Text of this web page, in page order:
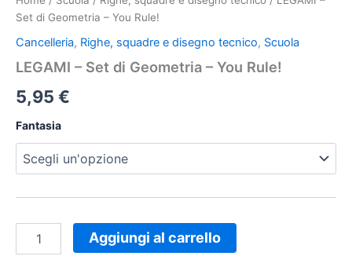
Set di Geometria – You Rule!
Cancelleria, Righe, squadre e disegno tecnico, Scuola
LEGAMI – Set di Geometria – You Rule!
5,95 €
Fantasia
Aggiungi al carrello